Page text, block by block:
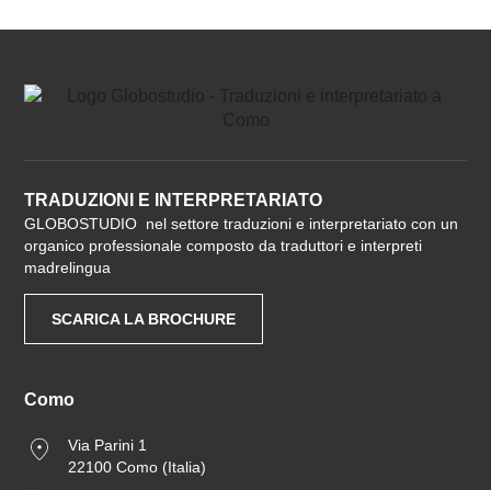
TRADUZIONI E INTERPRETARIATO
GLOBOSTUDIO nel settore traduzioni e interpretariato con un
organico professionale composto da traduttori e interpreti
madrelingua
SCARICA LA BROCHURE
Como
Via Parini 1
22100 Como (Italia)